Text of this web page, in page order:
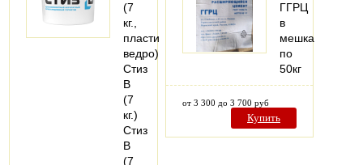
(7
кг.,
пластиковое
ведро)
Стиз
В
(7
кг.)
Стиз
В
(7
ГГРЦ
в
мешках
по
50кг
от 3 300 до 3 700 руб
Купить